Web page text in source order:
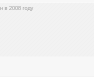
в 2008 году